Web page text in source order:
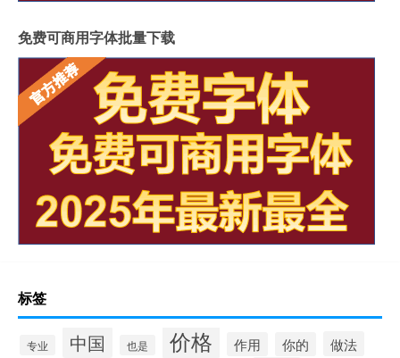
免费可商用字体批量下载
标签
专业 中国 也是 价格 作用 你的 做法